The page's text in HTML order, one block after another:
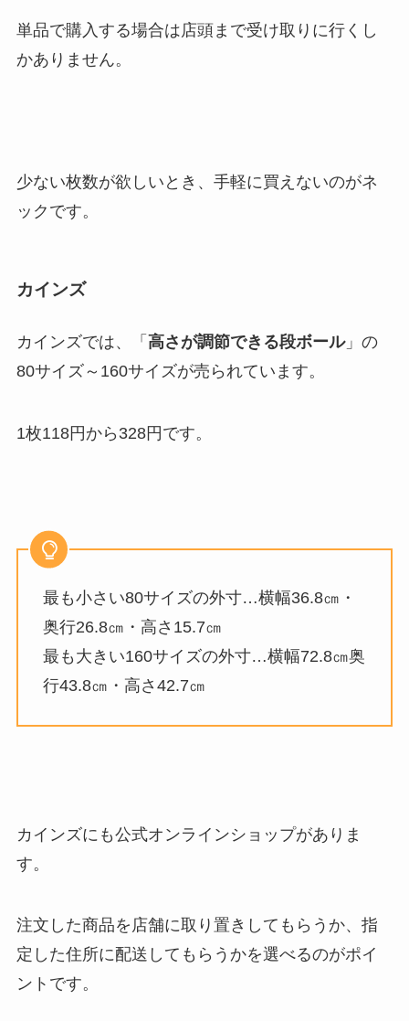
単品で購入する場合は店頭まで受け取りに行くし
かありません。
少ない枚数が欲しいとき、手軽に買えないのがネ
ックです。
カインズ
カインズでは、「 高さが調節できる段ボール」の
80サイズ～160サイズが売られています。
1枚118円から328円です。
最も小さい80サイズの外寸…横幅36.8㎝・
奥行26.8㎝・高さ15.7㎝
最も大きい160サイズの外寸…横幅72.8㎝奥
行43.8㎝・高さ42.7㎝
カインズにも公式オンラインショップがありま
す。
注文した商品を店舗に取り置きしてもらうか、指
定した住所に配送してもらうかを選べるのがポイ
ントです。